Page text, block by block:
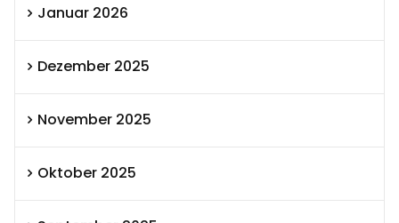
Januar 2026
Dezember 2025
November 2025
Oktober 2025